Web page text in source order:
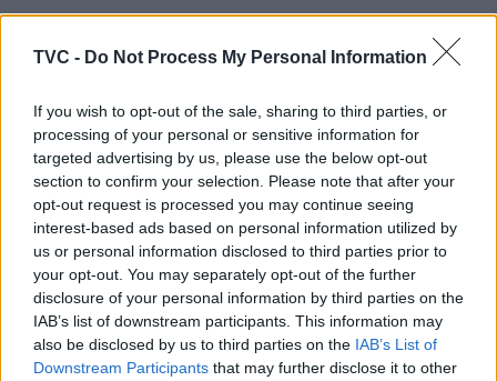
TVC - Do Not Process My Personal Information
If you wish to opt-out of the sale, sharing to third parties, or
processing of your personal or sensitive information for
targeted advertising by us, please use the below opt-out
section to confirm your selection. Please note that after your
opt-out request is processed you may continue seeing
interest-based ads based on personal information utilized by
us or personal information disclosed to third parties prior to
your opt-out. You may separately opt-out of the further
disclosure of your personal information by third parties on the
IAB’s list of downstream participants. This information may
also be disclosed by us to third parties on the IAB’s List of
Downstream Participants that may further disclose it to other
ARTIGOS RELACIONADOSMAIS DO AUTOR
Deputados do PSD saúdam Banda
Sinfónica da ARMAB pelo 1º lugar no
certame internacional de Valência